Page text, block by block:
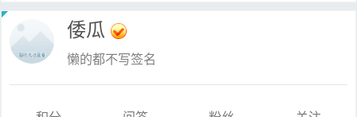
倭瓜
懒的都不写签名